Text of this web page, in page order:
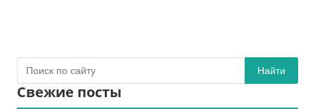
Найти
Свежие посты